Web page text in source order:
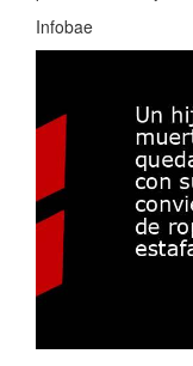
Infobae